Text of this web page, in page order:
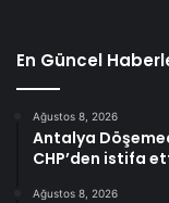
En Güncel
Ağustos 8, 2026
Antalya
CHP’den istifa
Ağustos 8, 2026